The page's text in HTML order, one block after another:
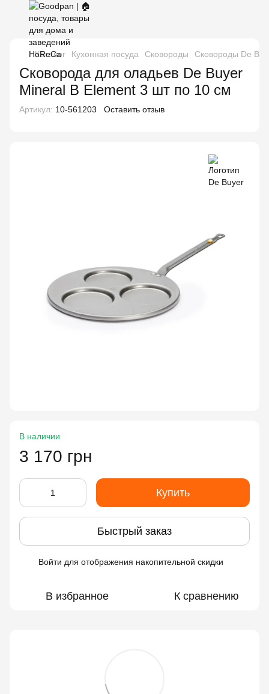
Каталог Кухонная посуда Сковороды Сковороды De
Сковорода для оладьев De Buyer
Mineral B Element 3 шт по 10 см
Артикул: 10-561203 Оставить отзыв
В наличии
3 170 грн
Купить
Быстрый заказ
Войти для отображения накопительной скидки
В избранное К сравнению